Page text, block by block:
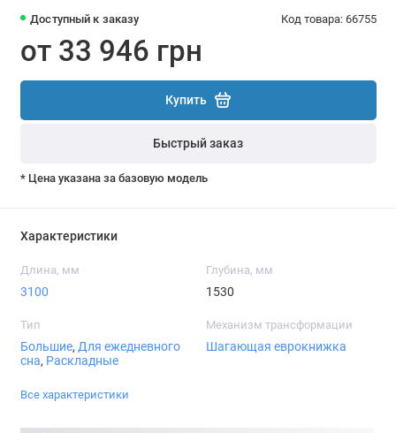
Доступный к заказу Код товара: 66755
от 33 946 грн
Купить
Быстрый заказ
* Цена указана за базовую модель
Характеристики
Длина, мм
3100
Глубина, мм
1530
Тип
Большие, Для ежедневного
сна, Раскладные
Механизм трансформации
Шагающая еврокнижка
Все характеристики